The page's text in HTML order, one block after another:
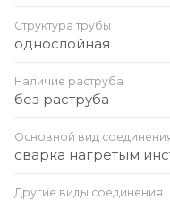
Структура трубы
однослойная
Наличие раструба
без раструба
Основной вид
сварка нагретым
Другие виды соединения